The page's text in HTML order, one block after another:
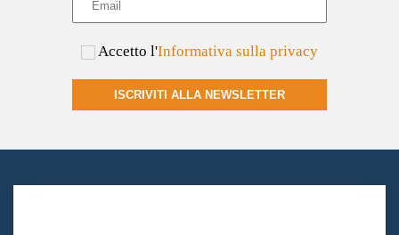
Accetto l'Informativa sulla privacy
ISCRIVITI ALLA NEWSLETTER